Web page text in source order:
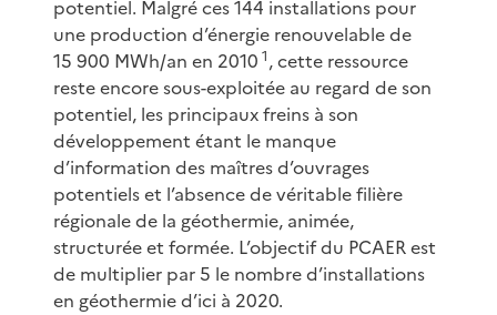
potentiel. Malgré ces 144 installations pour
une production d’énergie renouvelable de
15 900 MWh/an en 2010 1, cette ressource
reste encore sous-exploitée au regard de son
potentiel, les principaux freins à son
développement étant le manque
d’information des maîtres d’ouvrages
potentiels et l’absence de véritable filière
régionale de la géothermie, animée,
structurée et formée. L’objectif du PCAER est
de multiplier par 5 le nombre d’installations
en géothermie d’ici à 2020.